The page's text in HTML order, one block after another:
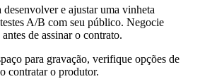
desenvolver e ajustar uma vinheta
A/B com seu público. Negocie
de assinar o contrato.
para gravação, verifique opções de
contratar o produtor.